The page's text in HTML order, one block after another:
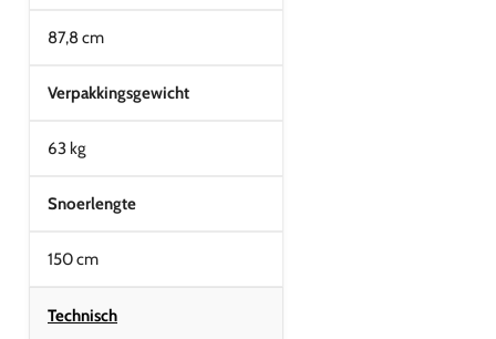
87,8 cm
Verpakkingsgewicht
63 kg
Snoerlengte
150 cm
Technisch